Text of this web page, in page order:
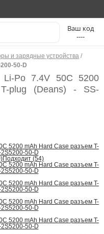
----
и зарядные устройства /
50-D
Li-Po 7.4V 50C 5200
plug (Deans) - SS-
Подходит (54)